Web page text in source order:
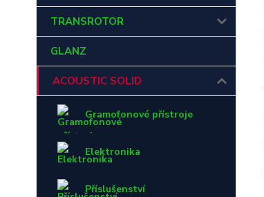
TRANSROTOR
GLANZ
ACOUSTIC SOLID
Gramofonové přístroje
Elektronika
Příslušenství